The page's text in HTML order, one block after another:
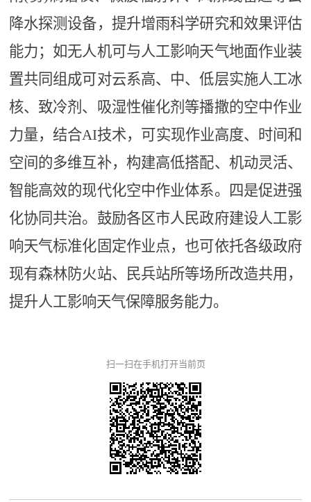
降水探测设备，提升增雨科学研究和效果评估
能力；如无人机可与人工影响天气地面作业装
置共同组成可对云系高、中、低层实施人工冰
核、致冷剂、吸湿性催化剂等播撒的空中作业
力量，结合AI技术，可实现作业高度、时间和
空间的多维互补，构建高低搭配、机动灵活、
智能高效的现代化空中作业体系。 四是促进强
化协同共治。 鼓励各区市人民政府建设人工影
响天气标准化固定作业点，也可依托各级政府
现有森林防火站、民兵站所等场所改造共用，
提升人工影响天气保障服务能力。
扫一扫在手机打开当前页